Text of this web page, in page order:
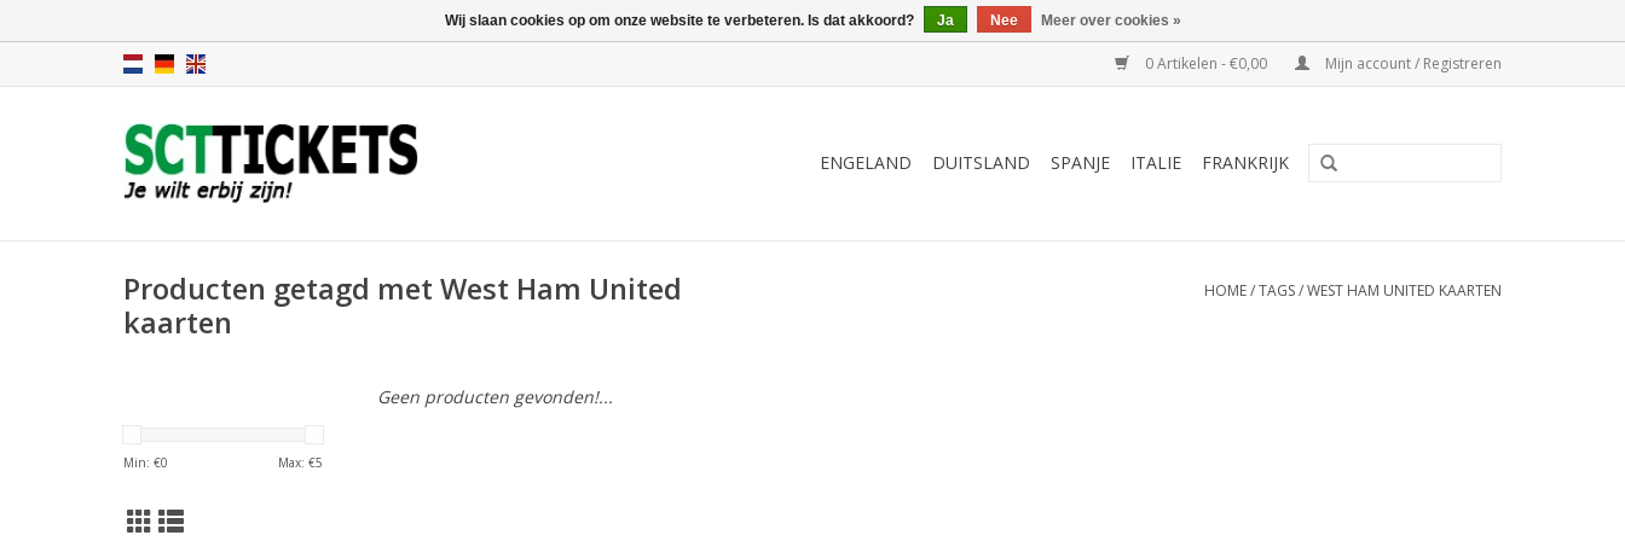
0 Artikelen - €0,00 Mijn account / Registreren
ENGELAND DUITSLAND SPANJE ITALIE FRANKRIJK
Producten getagd met West Ham United
kaarten
HOME/TAGS/WEST HAM UNITED KAARTEN
Min: €0 Max: €5
Geen producten gevonden!...
Wij slaan cookies op om onze website te verbeteren. Is dat akkoord? Ja Nee Meer over cookies »